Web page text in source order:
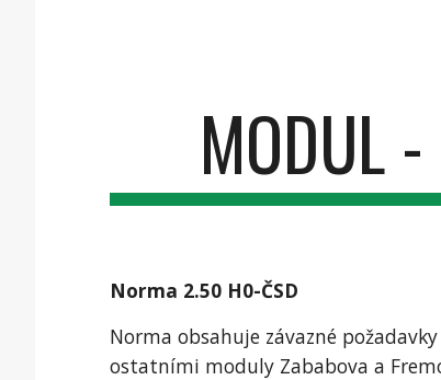
MODUL -
Norma 2.50 H0-ČSD
Norma obsahuje závazné
ostatními moduly Zababova a